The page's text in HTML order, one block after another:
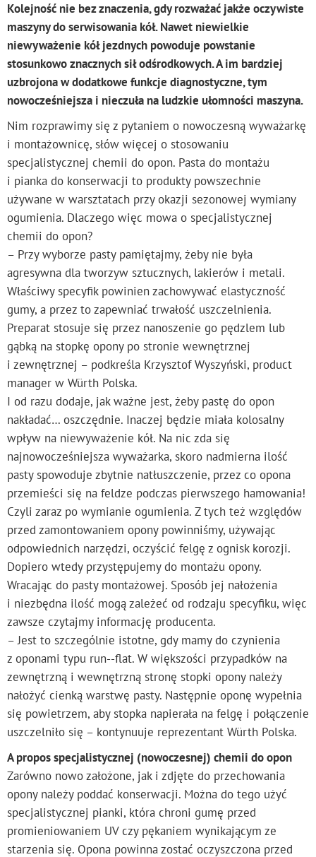
Kolejność nie bez znaczenia, gdy rozważać jakże oczywiste
maszyny do serwisowania kół. Nawet niewielkie
niewyważenie kół jezdnych powoduje powstanie
stosunkowo znacznych sił odśrodkowych. A im bardziej
uzbrojona w dodatkowe funkcje diagnostyczne, tym
nowocześniejsza i nieczuła na ludzkie ułomności maszyna.
Nim rozprawimy się z pytaniem o nowoczesną wyważarkę
i montażownicę, słów więcej o stosowaniu
specjalistycznej chemii do opon. Pasta do montażu
i pianka do konserwacji to produkty powszechnie
używane w warsztatach przy okazji sezonowej wymiany
ogumienia. Dlaczego więc mowa o specjalistycznej
chemii do opon?
– Przy wyborze pasty pamiętajmy, żeby nie była
agresywna dla tworzyw sztucznych, lakierów i metali.
Właściwy specyfik powinien zachowywać elastyczność
gumy, a przez to zapewniać trwałość uszczelnienia.
Preparat stosuje się przez nanoszenie go pędzlem lub
gąbką na stopkę opony po stronie wewnętrznej
i zewnętrznej – podkreśla Krzysztof Wyszyński, product
manager w Würth Polska.
I od razu dodaje, jak ważne jest, żeby pastę do opon
nakładać… oszczędnie. Inaczej będzie miała kolosalny
wpływ na niewyważenie kół. Na nic zda się
najnowocześniejsza wyważarka, skoro nadmierna ilość
pasty spowoduje zbytnie natłuszczenie, przez co opona
przemieści się na feldze podczas pierwszego hamowania!
Czyli zaraz po wymianie ogumienia. Z tych też względów
przed zamontowaniem opony powinniśmy, używając
odpowiednich narzędzi, oczyścić felgę z ognisk korozji.
Dopiero wtedy przystępujemy do montażu opony.
Wracając do pasty montażowej. Sposób jej nałożenia
i niezbędna ilość mogą zależeć od rodzaju specyfiku, więc
zawsze czytajmy informację producenta.
– Jest to szczególnie istotne, gdy mamy do czynienia
z oponami typu run--flat. W większości przypadków na
zewnętrzną i wewnętrzną stronę stopki opony należy
nałożyć cienką warstwę pasty. Następnie oponę wypełnia
się powietrzem, aby stopka napierała na felgę i połączenie
uszczelniło się – kontynuuje reprezentant Würth Polska.
A propos specjalistycznej (nowoczesnej) chemii do opon
Zarówno nowo założone, jak i zdjęte do przechowania
opony należy poddać konserwacji. Można do tego użyć
specjalistycznej pianki, która chroni gumę przed
promieniowaniem UV czy pękaniem wynikającym ze
starzenia się. Opona powinna zostać oczyszczona przed